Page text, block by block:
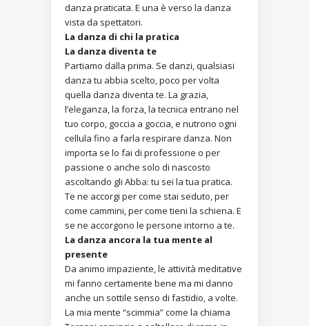
danza praticata. E una è verso la danza
vista da spettatori.
La danza di chi la pratica
La danza diventa te
Partiamo dalla prima. Se danzi, qualsiasi
danza tu abbia scelto, poco per volta
quella danza diventa te. La grazia,
l’eleganza, la forza, la tecnica entrano nel
tuo corpo, goccia a goccia, e nutrono ogni
cellula fino a farla respirare danza. Non
importa se lo fai di professione o per
passione o anche solo di nascosto
ascoltando gli Abba: tu sei la tua pratica.
Te ne accorgi per come stai seduto, per
come cammini, per come tieni la schiena. E
se ne accorgono le persone intorno a te.
La danza ancora la tua mente al
presente
Da animo impaziente, le attività meditative
mi fanno certamente bene ma mi danno
anche un sottile senso di fastidio, a volte.
La mia mente “scimmia” come la chiama